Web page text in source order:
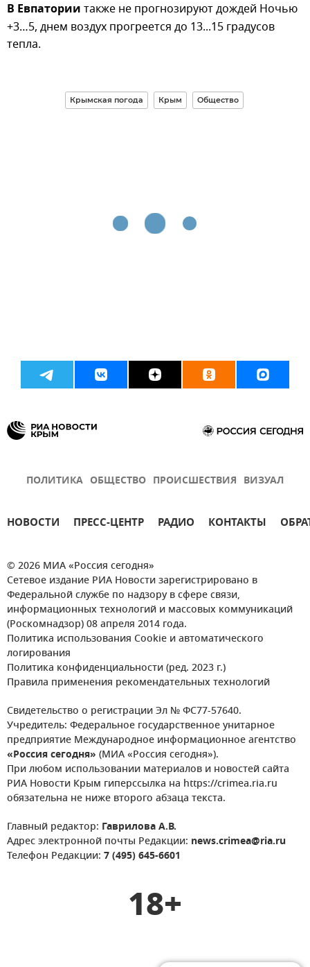
В Евпатории также не прогнозируют дождей Ночью
+3…5, днем воздух прогреется до 13...15 градусов
тепла.
Крымская погода Крым Общество
ПОЛИТИКА ОБЩЕСТВО ПРОИСШЕСТВИЯ ВИЗУАЛ
НОВОСТИ ПРЕСС-ЦЕНТР РАДИО КОНТАКТЫ
© 2026 МИА «Россия сегодня»
Сетевое издание РИА Новости зарегистрировано в
Федеральной службе по надзору в сфере связи,
информационных технологий и массовых коммуникаций
(Роскомнадзор) 08 апреля 2014 года.
Политика использования Cookie и автоматического
логирования
Политика конфиденциальности (ред. 2023 г.)
Правила применения рекомендательных технологий
Свидетельство о регистрации Эл № ФС77-57640.
Учредитель: Федеральное государственное унитарное
предприятие Международное информационное агентство
«Россия сегодня» (МИА «Россия сегодня»).
При любом использовании материалов и новостей сайта
РИА Новости Крым гиперссылка на https://crimea.ria.ru
обязательна не ниже второго абзаца текста.
Главный редактор: Гаврилова А.В.
Адрес электронной почты Редакции: news.crimea@ria.ru
Телефон Редакции: 7 (495) 645-6601
18+